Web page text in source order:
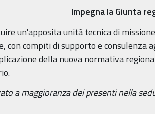
Impegna la Giunta
un'apposita unità tecnica di
con compiti di supporto e
della nuova normativa
a maggioranza dei presenti nella